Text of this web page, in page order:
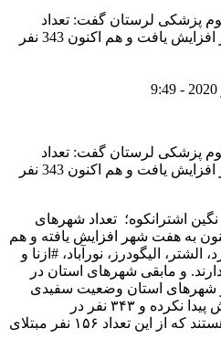
پزشکی لرستان گفت: تعداد
شهرهای قرمز استان به ۷ شهر افزایش یافت و هم اکنون 343 نفر
پزشکی لرستان گفت: تعداد
شهرهای قرمز استان به ۷ شهر افزایش یافت و هم اکنون 343 نفر
اشترانکوه؛ تعداد شهرهای
به هفت شهر افزایش یافته و هم
الیگودرز، نورآباد، #ازنا و
و مابقی شهرهای استان در
شهرهای استان وضعیت سفیدی
ندارند؛ روند ابتلا به بیماری کاهش پیدا نکرده و ۳۴۳ نفر در
بیمارستان های استان بستری هستند که از این تعداد ۱۵۶ نفر مبتلای